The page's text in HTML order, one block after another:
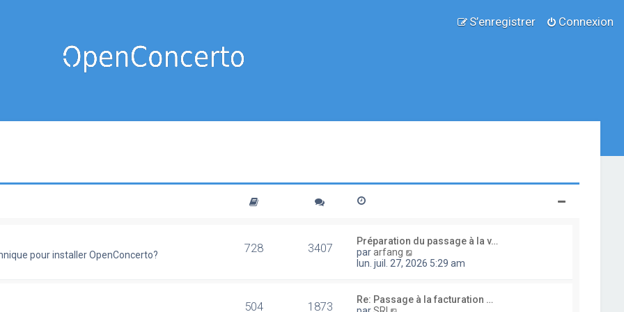
Connexion
S’enregistrer
pour installer OpenConcerto? 728 3407
Préparation du passage à la v…
pararfang
o
lun. juil. 27, 2026 5:29 am
504 1873
Re: Passage à la facturation …